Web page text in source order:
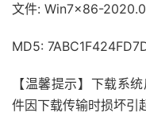
文件: Win7x86-
MD5:
【温馨提示】下载系
件因下载传输时损坏引